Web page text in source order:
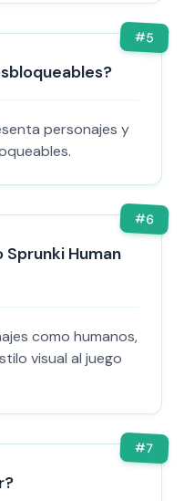
#5
personajes y
#6
Human
como humanos,
visual al juego
#7